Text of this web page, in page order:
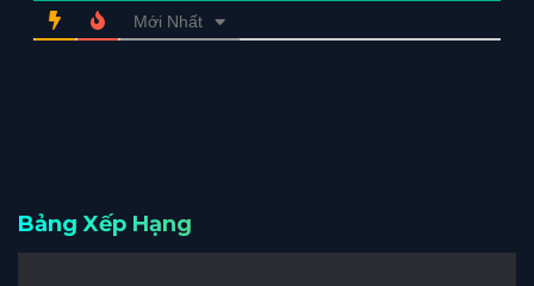
Mới Nhất
Bảng Xếp Hạng